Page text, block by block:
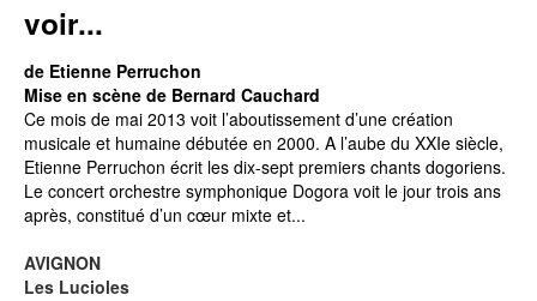
voir...
de Etienne Perruchon
Mise en scène de Bernard Cauchard
Ce mois de mai 2013 voit l’aboutissement d’une création
musicale et humaine débutée en 2000. A l’aube du XXIe siècle,
Etienne Perruchon écrit les dix-sept premiers chants dogoriens.
Le concert orchestre symphonique Dogora voit le jour trois ans
après, constitué d’un cœur mixte et...
AVIGNON
Les Lucioles